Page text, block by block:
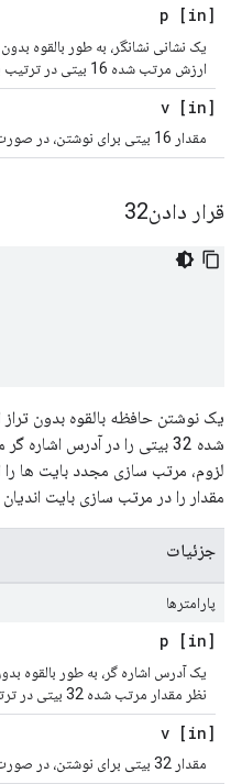
[in] p
یک نشانی نشانگر، به طور بالقوه
ارزش مرتب شده 16 بیتی در ترتیب بایت اندیان بزرگ.
[in] v
مقدار 16 بیتی برای نوشتن، در صورت لزوم، ترتیب بایت تعویض شد.
قرار دادن32
یک نوشتن حافظه بالقوه بدون
شده 32 بیتی را در آدرس
لزوم، مرتب سازی مجدد بایت ها
مقدار را در مرتب سازی بایت
جزئیات
پارامترها
[in] p
یک آدرس اشاره گر، به طور بالقوه
نظر مقدار مرتب شده 32 بیتی در ترتیب بایت اندیان بزرگ.
[in] v
مقدار 32 بیتی برای نوشتن، در صورت لزوم، ترتیب بایت تعویض شد.